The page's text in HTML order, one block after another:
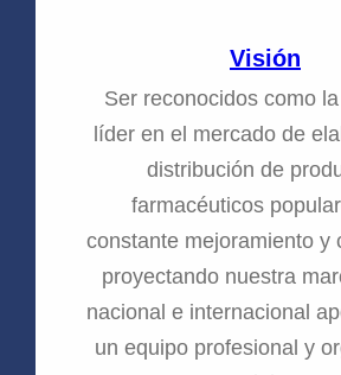
Visión
Ser reconocidos como
líder en el mercado de
distribución de
farmacéuticos
constante mejoramiento y
proyectando nuestra
nacional e internacional
un equipo profesional y